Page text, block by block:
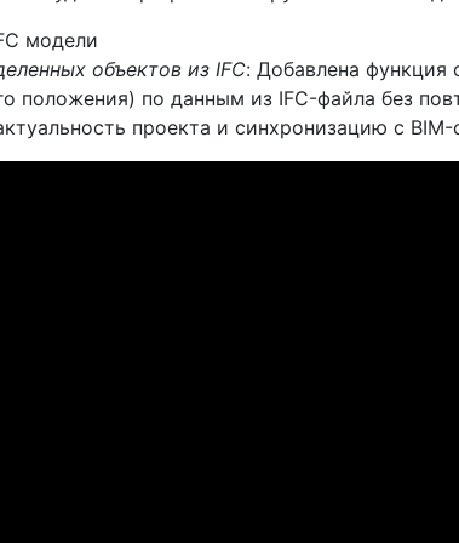
модели
объектов из IFC: Добавлена функция
положения) по данным из IFC-файла без
проекта и синхронизацию с